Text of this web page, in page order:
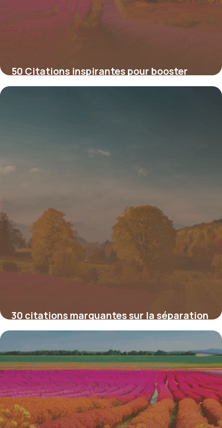
50 Citations inspirantes pour booster
votre démarche de coaching
30 citations marquantes sur la séparation
des pouvoirs : comprendre les
4 juillet 2025